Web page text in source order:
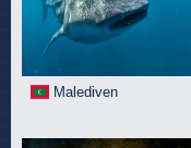
Malediven